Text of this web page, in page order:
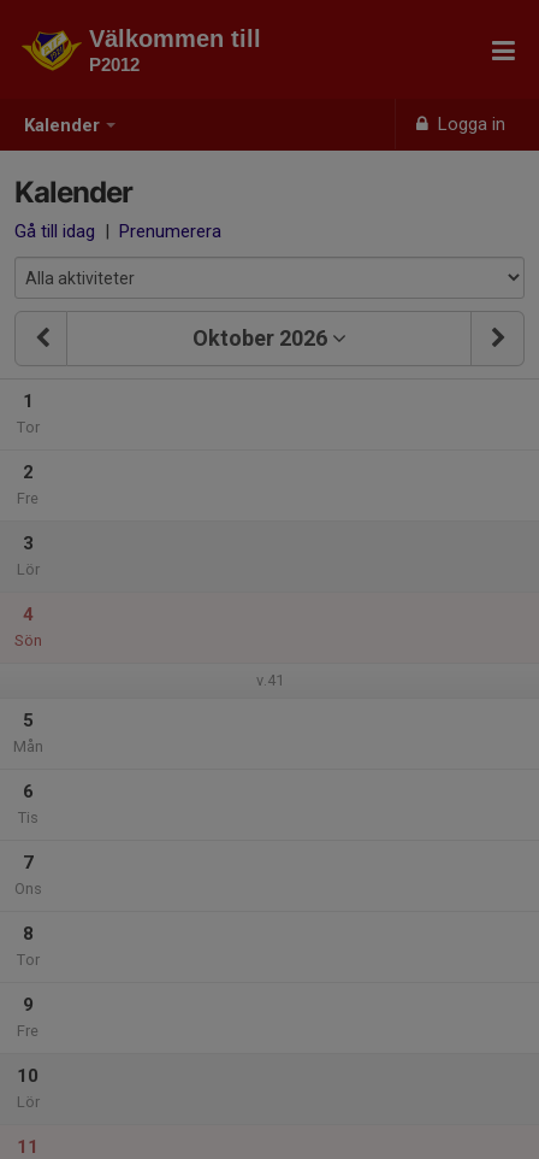
Kalender Logga in
Välkommen till
P2012
Kalender
Gå till idag | Prenumerera
Oktober 2026
1
Tor
2
Fre
3
Lör
4
Sön
v.41
5
Mån
6
Tis
7
Ons
8
Tor
9
Fre
10
Lör
11